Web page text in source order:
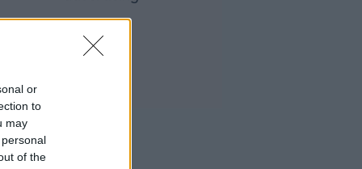
or
to
may
of the
ΔΕΘ - HELEXPO: Αναρτήθηκε ο
διαγωνισμός για την ανάπλαση των
204,6 εκατ. ευρώ
οικονομική ανάλυση με πολιτική
προπαγάνδα»
Υπ. Παιδείας: 3,35 εκατ. ευρώ στο
Πανεπιστήμιο Κρήτης για το
στεγαστικό επίδομα των φοιτητών